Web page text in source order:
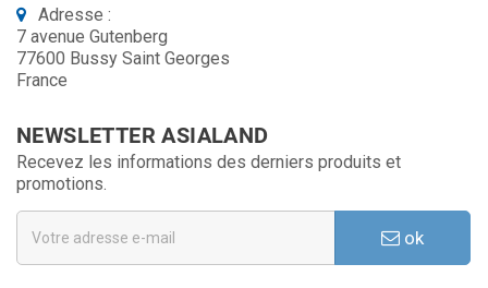
Adresse :
7 avenue Gutenberg
77600 Bussy Saint Georges
France
NEWSLETTER ASIALAND
Recevez les informations des derniers produits et
promotions.
ok